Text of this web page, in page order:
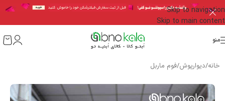
Skip to navigation
Skip to main content
منو
خانه/دیوارپوش/فوم ماربل